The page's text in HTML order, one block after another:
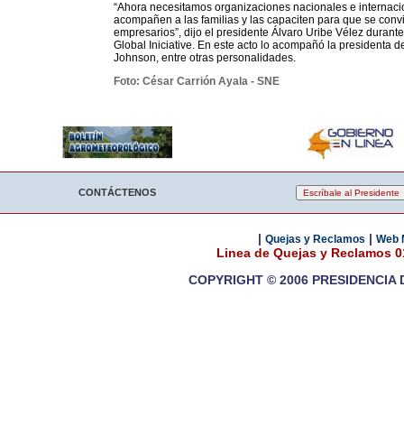
“Ahora necesitamos organizaciones nacionales e
acompañen a las familias y las capaciten para que se
empresarios”, dijo el presidente Álvaro Uribe Vélez
Global Iniciative. En este acto lo acompañó la presidenta
Johnson, entre otras personalidades.
Foto: César Carrión Ayala - SNE
CONTÁCTENOS
| Quejas y Reclamos | Web
Linea de Quejas y Reclamos
COPYRIGHT © 2006 PRESIDENCIA